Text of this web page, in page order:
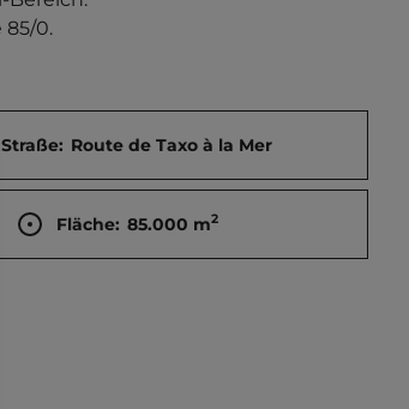
0.
Straße: Route de Taxo à la Mer
Fläche: 85.000 m2